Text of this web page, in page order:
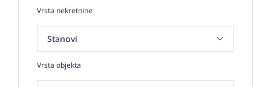
Vrsta nekretnine
Vrsta objekta